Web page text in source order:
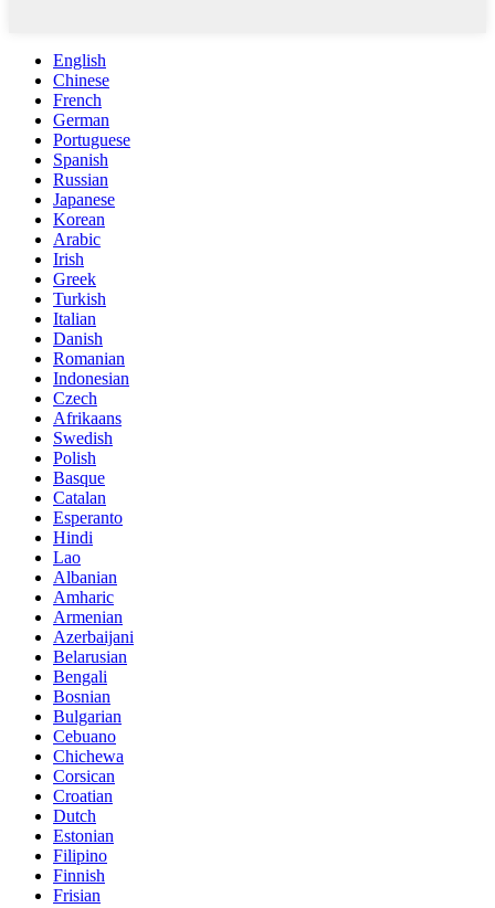
English
Chinese
French
German
Portuguese
Spanish
Russian
Japanese
Korean
Arabic
Irish
Greek
Turkish
Italian
Danish
Romanian
Indonesian
Czech
Afrikaans
Swedish
Polish
Basque
Catalan
Esperanto
Hindi
Lao
Albanian
Amharic
Armenian
Azerbaijani
Belarusian
Bengali
Bosnian
Bulgarian
Cebuano
Chichewa
Corsican
Croatian
Dutch
Estonian
Filipino
Finnish
Frisian